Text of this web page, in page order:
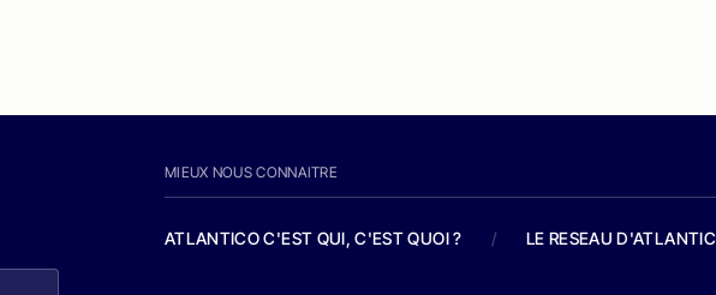
MIEUX NOUS CONNAITRE
ATLANTICO C'EST QUI, C'EST QUOI ? / LE RESEAU